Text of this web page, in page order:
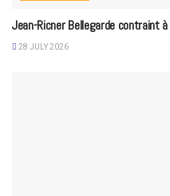
Jean-Ricner Bellegarde contraint
28 JULY 2026